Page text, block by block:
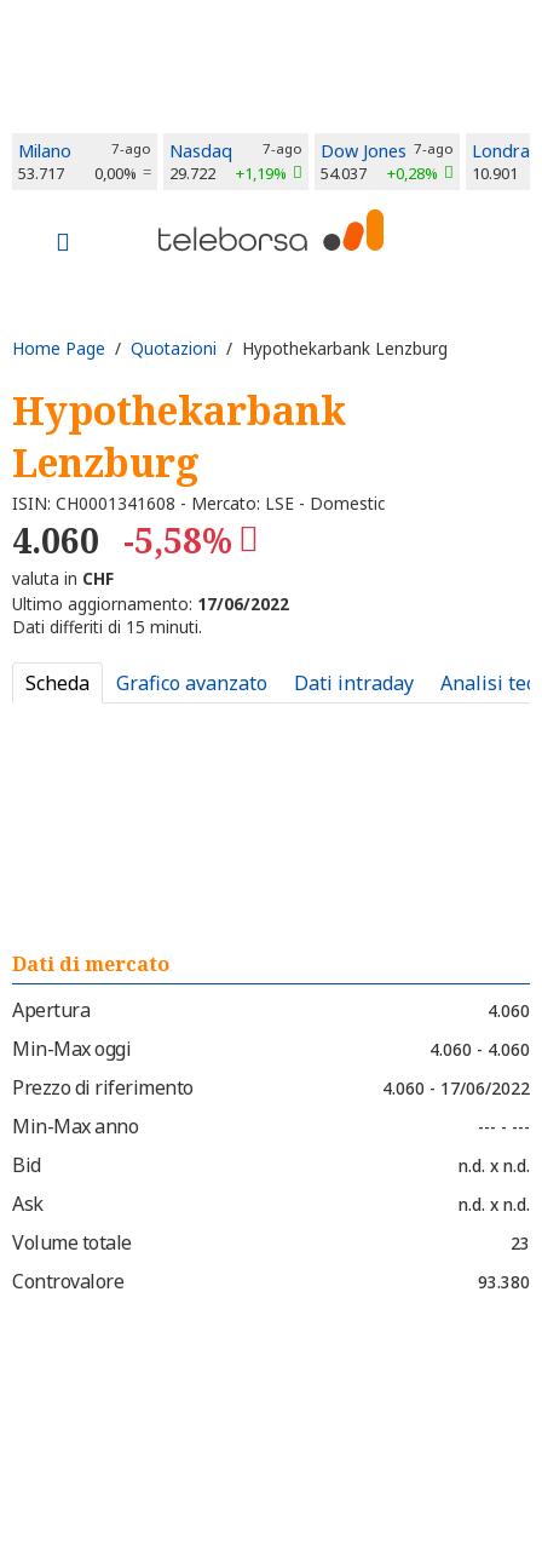
Milano 7-ago
53.717 0,00%
Nasdaq 7-ago
29.722 +1,19%
Dow Jones 7-ago
54.037 +0,28%
Londra
10.901
Home Page / Quotazioni / Hypothekarbank Lenzburg
Hypothekarbank
Lenzburg
ISIN: CH0001341608 - Mercato: LSE - Domestic
4.060 -5,58%
valuta in CHF
Ultimo aggiornamento: 17/06/2022
Dati differiti di 15 minuti.
Scheda Grafico avanzato Dati intraday Analisi
Dati di mercato
Apertura
4.060
Min-Max oggi 4.060 - 4.060
Prezzo di riferimento 4.060 - 17/06/2022
Min-Max anno --- - ---
Bid n.d. x n.d.
Ask n.d. x n.d.
Volume totale 23
Controvalore 93.380